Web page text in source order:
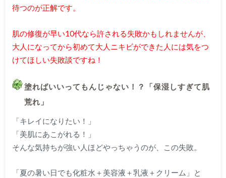
待つのが正解です。
肌の修復が早い10代なら許される失敗かもしれませんが、
大人になってから初めて大人ニキビができた人には気をつ
けてほしい失敗談ですね！
塗ればいいってもんじゃない！？「保湿しすぎて肌
荒れ」
「キレイになりたい！」
「美肌にあこがれる！」
そんな気持ちが強い人ほどやっちゃうのが、この失敗。
「夏の暑い日でも化粧水＋美容液＋乳液＋クリーム」と